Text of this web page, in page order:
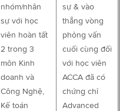
nhóm/nhân
sự với học
viên hoàn tất
2 trong 3
môn Kinh
doanh và
Công Nghệ,
Kế toán
sự & vào
thẳng vòng
phỏng vấn
cuối cùng đối
với học viên
ACCA đã có
chứng chỉ
Advanced